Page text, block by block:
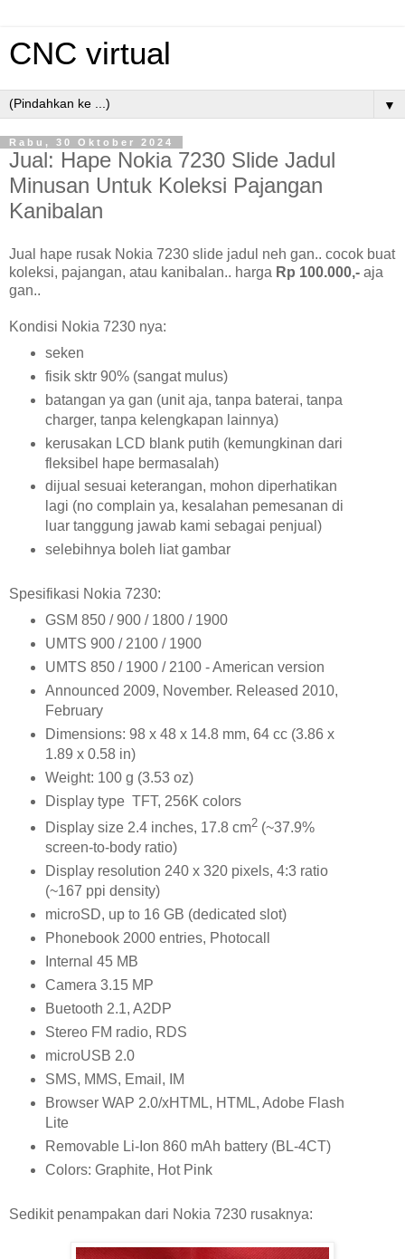
CNC virtual
▼
Rabu, 30 Oktober 2024
Jual: Hape Nokia 7230 Slide Jadul
Minusan Untuk Koleksi Pajangan
Kanibalan
Jual hape rusak Nokia 7230 slide jadul neh gan.. cocok buat
koleksi, pajangan, atau kanibalan.. harga Rp 100.000,- aja
gan..
Kondisi Nokia 7230 nya:
seken
fisik sktr 90% (sangat mulus)
batangan ya gan (unit aja, tanpa baterai, tanpa
charger, tanpa kelengkapan lainnya)
kerusakan LCD blank putih (kemungkinan dari
fleksibel hape bermasalah)
dijual sesuai keterangan, mohon diperhatikan
lagi (no complain ya, kesalahan pemesanan di
luar tanggung jawab kami sebagai penjual)
selebihnya boleh liat gambar
Spesifikasi Nokia 7230:
GSM 850 / 900 / 1800 / 1900
UMTS 900 / 2100 / 1900
UMTS 850 / 1900 / 2100 - American version
Announced 2009, November. Released 2010,
February
Dimensions: 98 x 48 x 14.8 mm, 64 cc (3.86 x
1.89 x 0.58 in)
Weight: 100 g (3.53 oz)
Display type TFT, 256K colors
Display size 2.4 inches, 17.8 cm2(~37.9%
screen-to-body ratio)
Display resolution 240 x 320 pixels, 4:3 ratio
(~167 ppi density)
microSD, up to 16 GB (dedicated slot)
Phonebook 2000 entries, Photocall
Internal 45 MB
Camera 3.15 MP
Buetooth 2.1, A2DP
Stereo FM radio, RDS
microUSB 2.0
SMS, MMS, Email, IM
Browser WAP 2.0/xHTML, HTML, Adobe Flash
Lite
Removable Li-Ion 860 mAh battery (BL-4CT)
Colors: Graphite, Hot Pink
Sedikit penampakan dari Nokia 7230 rusaknya: